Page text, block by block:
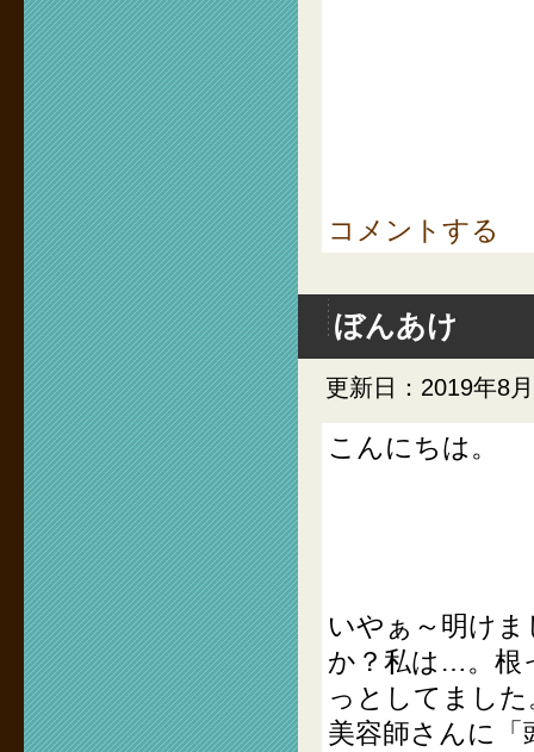
コメントする
ぼんあけ
更新日：2019年8
こんにちは。
いやぁ～明け
か？私は…。根
っとしてまし
美容師さんに